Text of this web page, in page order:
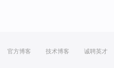
官方博客 技术博客 诚聘英才